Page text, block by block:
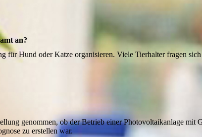
an?
für Hund oder Katze organisieren. Viele Tierhalter fragen
genommen, ob der Betrieb einer Photovoltaikanlage mit
zu erstellen war.